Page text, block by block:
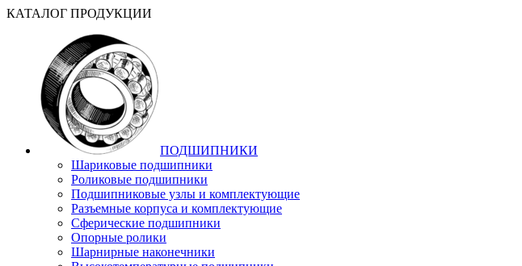
КАТАЛОГ ПРОДУКЦИИ
ПОДШИПНИКИ
Шариковые подшипники
Роликовые подшипники
Подшипниковые узлы и комплектующие
Разъемные корпуса и комплектующие
Сферические подшипники
Опорные ролики
Шарнирные наконечники